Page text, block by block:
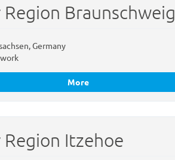
Braunschweig
Germany
More
Itzehoe